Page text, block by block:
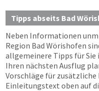
Tipps abseits Bad
Neben Informationen
Region Bad Wörishofen
allgemeinere Tipps für Sie
Ihren nächsten Ausflug
Vorschläge für
Einleitungstext oben auf